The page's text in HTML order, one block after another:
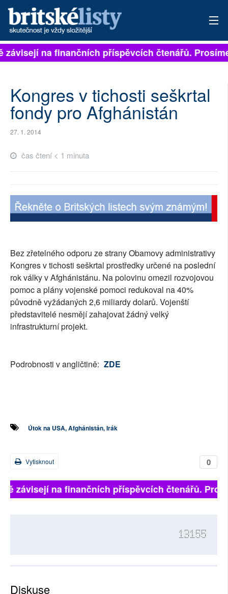
PŘIHLÁSIT
ARCHIV
ROZHOVORY
AUTOŘI
RUBRIKY
PLNÁ VERZE STRÁNEK
na finančních příspěvcích čtenářů.
Kongres v tichosti seškrtal
fondy pro Afghánistán
27. 1. 2014
čas čtení < 1 minuta
Bez zřetelného odporu ze strany Obamovy administrativy
Kongres v tichosti seškrtal prostředky určené na poslední
rok války v Afghánistánu. Na polovinu omezil rozvojovou
pomoc a plány vojenské pomoci redukoval na 40%
původně vyžádaných 2,6 miliardy dolarů. Vojenští
představitelé nesmějí zahajovat žádný velký
infrastrukturní projekt.
Podrobnosti v angličtině: ZDE
Útok na USA, Afghánistán, Irák
0
Vytisknout
závisejí na finančních příspěvcích čtenářů.
13155
Diskuse